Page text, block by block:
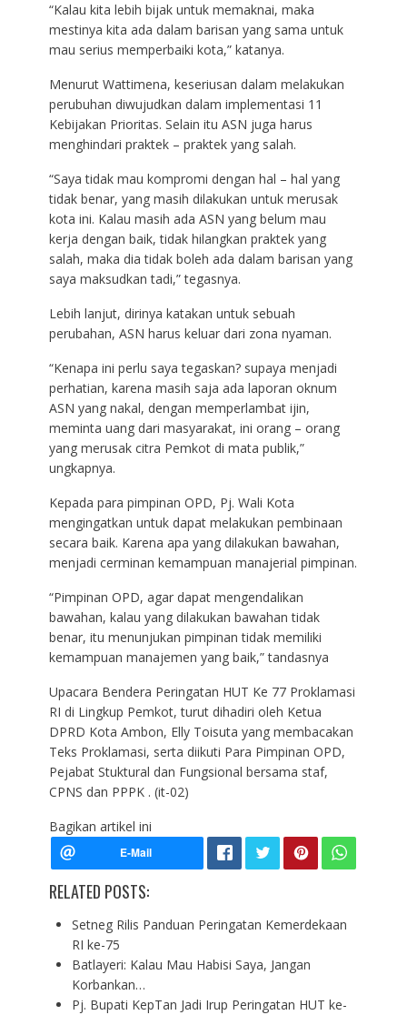
“Kalau kita lebih bijak untuk memaknai, maka
mestinya kita ada dalam barisan yang sama untuk
mau serius memperbaiki kota,” katanya.
Menurut Wattimena, keseriusan dalam melakukan
perubuhan diwujudkan dalam implementasi 11
Kebijakan Prioritas. Selain itu ASN juga harus
menghindari praktek – praktek yang salah.
“Saya tidak mau kompromi dengan hal – hal yang
tidak benar, yang masih dilakukan untuk merusak
kota ini. Kalau masih ada ASN yang belum mau
kerja dengan baik, tidak hilangkan praktek yang
salah, maka dia tidak boleh ada dalam barisan yang
saya maksudkan tadi,” tegasnya.
Lebih lanjut, dirinya katakan untuk sebuah
perubahan, ASN harus keluar dari zona nyaman.
“Kenapa ini perlu saya tegaskan? supaya menjadi
perhatian, karena masih saja ada laporan oknum
ASN yang nakal, dengan memperlambat ijin,
meminta uang dari masyarakat, ini orang – orang
yang merusak citra Pemkot di mata publik,”
ungkapnya.
Kepada para pimpinan OPD, Pj. Wali Kota
mengingatkan untuk dapat melakukan pembinaan
secara baik. Karena apa yang dilakukan bawahan,
menjadi cerminan kemampuan manajerial pimpinan.
“Pimpinan OPD, agar dapat mengendalikan
bawahan, kalau yang dilakukan bawahan tidak
benar, itu menunjukan pimpinan tidak memiliki
kemampuan manajemen yang baik,” tandasnya
Upacara Bendera Peringatan HUT Ke 77 Proklamasi
RI di Lingkup Pemkot, turut dihadiri oleh Ketua
DPRD Kota Ambon, Elly Toisuta yang membacakan
Teks Proklamasi, serta diikuti Para Pimpinan OPD,
Pejabat Stuktural dan Fungsional bersama staf,
CPNS dan PPPK . (it-02)
Bagikan artikel ini
RELATED POSTS:
Setneg Rilis Panduan Peringatan Kemerdekaan
RI ke-75
Batlayeri: Kalau Mau Habisi Saya, Jangan
Korbankan…
Pj. Bupati KepTan Jadi Irup Peringatan HUT ke-